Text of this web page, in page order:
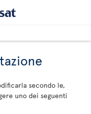
secondo le,
uno dei seguenti